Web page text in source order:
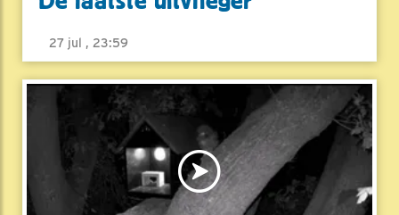
27 jul , 23:59